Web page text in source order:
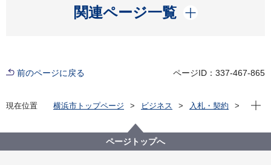
関連ページ一覧
開く
前のページに戻る ページID：337-467-865
現在位置 横浜市トップページ ビジネス
入札・契約
【入札結果掲載】【公募型指名競争入札】令和７年度
蚊媒介感染症のサーベイランス事業業務委託
現在
ページトップへ